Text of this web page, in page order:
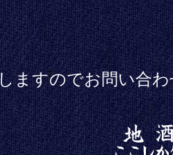
ますのでお問い合